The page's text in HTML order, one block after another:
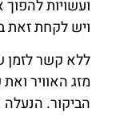
ועשויות
ויש לקחת זאת
ללא קשר לזמן
מזג האוויר
הביקור.